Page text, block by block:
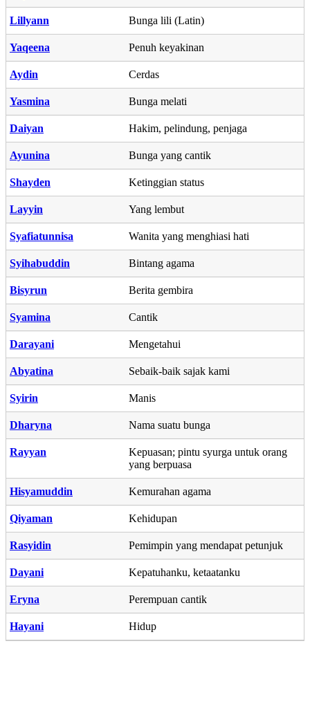
Lillyann Bunga lili (Latin)
Yaqeena Penuh keyakinan
Aydin Cerdas
Yasmina Bunga melati
Daiyan Hakim, pelindung, penjaga
Ayunina Bunga yang cantik
Shayden Ketinggian status
Layyin Yang lembut
Syafiatunnisa Wanita yang menghiasi hati
Syihabuddin Bintang agama
Bisyrun Berita gembira
Syamina Cantik
Darayani Mengetahui
Abyatina Sebaik-baik sajak kami
Syirin Manis
Dharyna Nama suatu bunga
Rayyan
Kepuasan; pintu syurga untuk orang
yang berpuasa
Hisyamuddin Kemurahan agama
Qiyaman Kehidupan
Rasyidin Pemimpin yang mendapat petunjuk
Dayani Kepatuhanku, ketaatanku
Eryna Perempuan cantik
Hayani Hidup